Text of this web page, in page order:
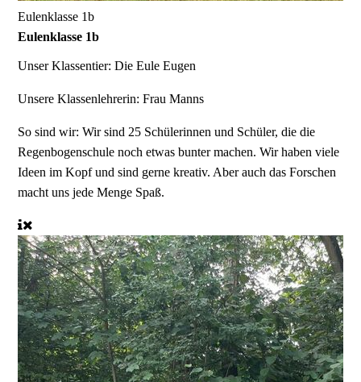
Eulenklasse 1b
Eulenklasse 1b
Unser Klassentier:Die Eule Eugen
Unsere Klassenlehrerin:Frau Manns
So sind wir:Wir sind 25 Schülerinnen und Schüler, die die
Regenbogenschule noch etwas bunter machen. Wir haben viele
Ideen im Kopf und sind gerne kreativ. Aber auch das Forschen
macht uns jede Menge Spaß.